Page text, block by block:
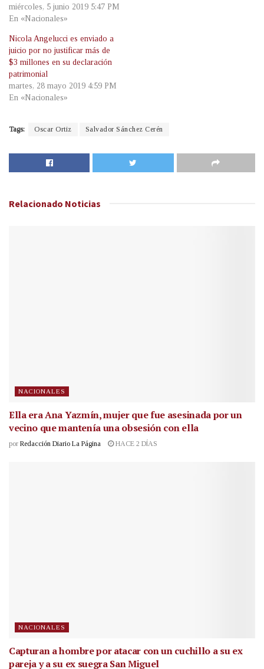
miércoles, 5 junio 2019 5:47 PM
En «Nacionales»
Nicola Angelucci es enviado a
juicio por no justificar más de
$3 millones en su declaración
patrimonial
martes, 28 mayo 2019 4:59 PM
En «Nacionales»
Tags: Oscar Ortiz Salvador Sánchez Cerén
Relacionado Noticias
NACIONALES
Ella era Ana Yazmín, mujer que fue asesinada por un
vecino que mantenía una obsesión con ella
por Redacción Diario La Página HACE 2 DÍAS
NACIONALES
Capturan a hombre por atacar con un cuchillo a su ex
pareja y a su ex suegra San Miguel